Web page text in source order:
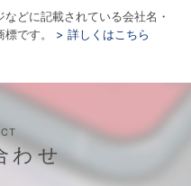
どに記載されている会社名・
です。
> 詳しくはこちら
わせ